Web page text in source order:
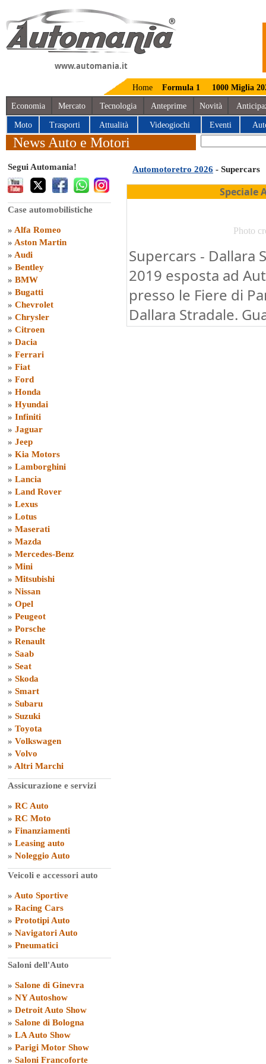
www.automania.it
Home Formula 1 1000 Miglia
Economia Mercato Tecnologia Anteprime Novità
Moto Trasporti Attualità Videogiochi Eventi
News Auto e Motori
Segui Automania!
Case automobilistiche
» Alfa Romeo
» Aston Martin
» Audi
» Bentley
» BMW
» Bugatti
» Chevrolet
» Chrysler
» Citroen
» Dacia
» Ferrari
» Fiat
» Ford
» Honda
» Hyundai
» Infiniti
» Jaguar
» Jeep
» Kia Motors
» Lamborghini
» Lancia
» Land Rover
» Lexus
» Lotus
» Maserati
» Mazda
» Mercedes-Benz
» Mini
» Mitsubishi
» Nissan
» Opel
» Peugeot
» Porsche
» Renault
» Saab
» Seat
» Skoda
» Smart
» Subaru
» Suzuki
» Toyota
» Volkswagen
» Volvo
» Altri Marchi
Assicurazione e servizi
» RC Auto
» RC Moto
» Finanziamenti
» Leasing auto
» Noleggio Auto
Veicoli e accessori auto
» Auto Sportive
» Racing Cars
» Prototipi Auto
» Navigatori Auto
» Pneumatici
Saloni dell'Auto
» Salone di Ginevra
» NY Autoshow
» Detroit Auto Show
» Salone di Bologna
» LA Auto Show
» Parigi Motor Show
» Saloni Francoforte
Automotoretro 2026 - Supercars
Speciale
Photo
Supercars - Dallara
2019 esposta ad
presso le Fiere di
Dallara Stradale.